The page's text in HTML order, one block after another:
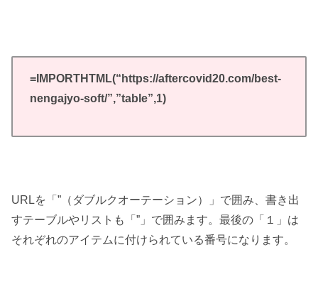
=IMPORTHTML(“https://aftercovid20.com/best-
nengajyo-soft/”,”table”,1)
URLを「”（ダブルクオーテーション）」で囲み、書き出
すテーブルやリストも「”」で囲みます。最後の「１」は
それぞれのアイテムに付けられている番号になります。